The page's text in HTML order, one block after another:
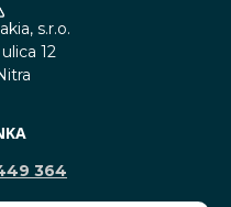
s.r.o.
12
364